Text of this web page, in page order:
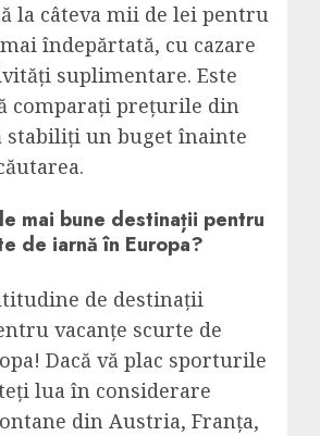
la câteva mii de lei pentru
îndepărtată, cu cazare
suplimentare. Este
comparați prețurile din
stabiliți un buget înainte
mai bune destinații pentru
de iarnă în Europa?
de destinații
vacanțe scurte de
Dacă vă plac sporturile
lua în considerare
din Austria, Franța,